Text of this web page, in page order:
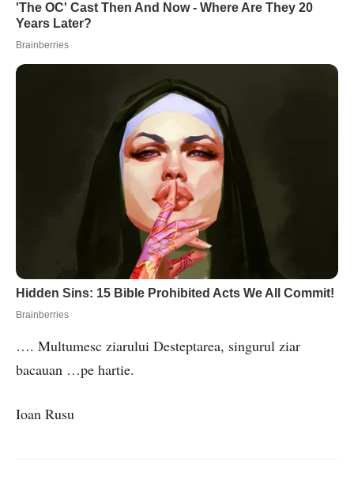
…. Multumesc ziarului Desteptarea, singurul ziar
bacauan …pe hartie.
Ioan Rusu